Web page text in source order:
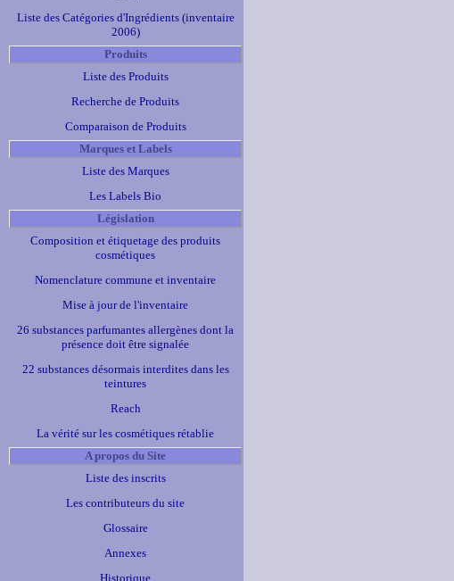
Liste des Catégories d'Ingrédients (inventaire
2006)
Produits
Liste des Produits
Recherche de Produits
Comparaison de Produits
Marques et Labels
Liste des Marques
Les Labels Bio
Législation
Composition et étiquetage des produits
cosmétiques
Nomenclature commune et inventaire
Mise à jour de l'inventaire
26 substances parfumantes allergènes dont la
présence doit être signalée
22 substances désormais interdites dans les
teintures
Reach
La vérité sur les cosmétiques rétablie
A propos du Site
Liste des inscrits
Les contributeurs du site
Glossaire
Annexes
Historique